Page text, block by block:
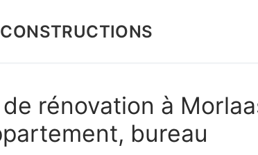
rénovation à
bureau